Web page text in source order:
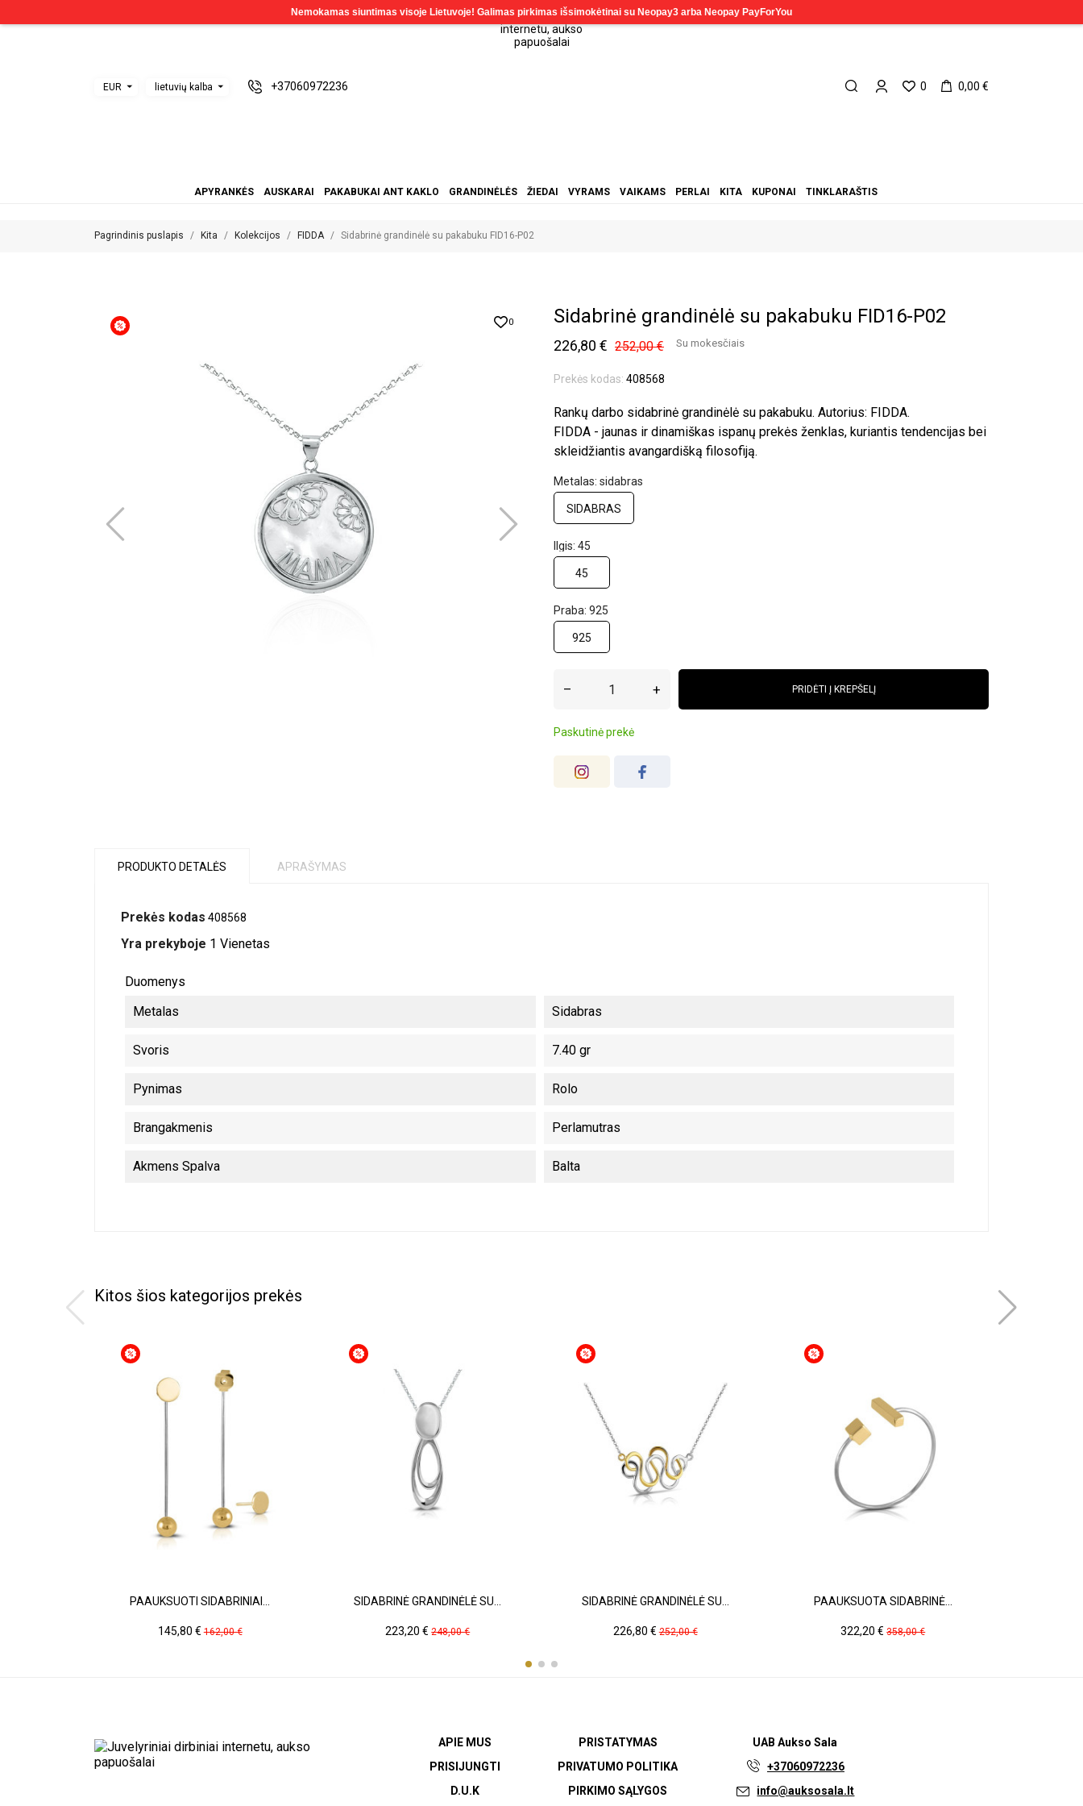
EUR lietuvių kalba +37060972236 0 0,00 €
APYRANKĖS AUSKARAI PAKABUKAI ANT KAKLO GRANDINĖLĖS ŽIEDAI VYRAMS VAIKAMS PERLAI KITA KUPONAI TINKLARAŠTIS
Pagrindinis puslapis Kita Kolekcijos FIDDA Sidabrinė grandinėlė su pakabuku FID16-P02
0 Sidabrinė grandinėlė su pakabuku FID16-P02
226,80 € 252,00 € Su mokesčiais
Prekės kodas: 408568
Rankų darbo sidabrinė grandinėlė su pakabuku. Autorius: FIDDA.
FIDDA - jaunas ir dinamiškas ispanų prekės ženklas, kuriantis tendencijas bei
skleidžiantis avangardišką filosofiją.
Metalas: sidabras
SIDABRAS
Ilgis: 45
45
Praba: 925
925
– + PRIDĖTI Į KREPŠELĮ
Paskutinė prekė
PRODUKTO DETALĖS APRAŠYMAS
Prekės kodas 408568
Yra prekyboje 1 Vienetas
Duomenys
Metalas
Sidabras
Svoris 7.40 gr
Pynimas Rolo
Brangakmenis Perlamutras
Akmens Spalva Balta
Kitos šios kategorijos prekės
PAAUKSUOTI SIDABRINIAI...
Kaina
145,80 €Pradinė
kaina
162,00 €
SIDABRINĖ GRANDINĖLĖ SU...
Kaina
223,20 € Pradinė
kaina
248,00 €
SIDABRINĖ GRANDINĖLĖ SU...
Kaina
226,80 €Pradinė
kaina
252,00 €
PAAUKSUOTA SIDABRINĖ...
Kaina
322,20 € Pradinė
kaina
358,00 €
APIE MUS
PRISIJUNGTI
D.U.K
PRISTATYMAS
PRIVATUMO POLITIKA
PIRKIMO SĄLYGOS
UABAukso Sala
+37060972236
info@auksosala.lt